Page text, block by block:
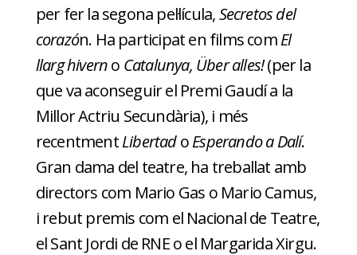
per fer la segona pel·lícula,Secretos del
corazón. Ha participat en films comEl
llarg hiverno Catalunya, Über alles!(per la
que va aconseguir el Premi Gaudí a la
Millor Actriu Secundària), i més
recentmentLibertadoEsperando a Dalí.
Gran dama del teatre, ha treballat amb
directors com Mario Gas o Mario Camus,
i rebut premis com el Nacional de Teatre,
el Sant Jordi de RNE o el Margarida Xirgu.